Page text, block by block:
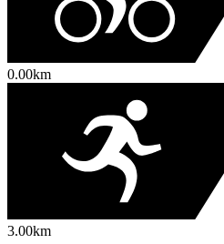
0.00km
3.00km